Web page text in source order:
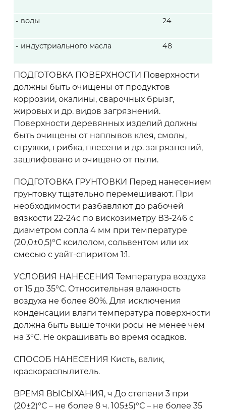
- воды 24
- индустриального масла 48
ПОДГОТОВКА ПОВЕРХНОСТИ Поверхности
должны быть очищены от продуктов
коррозии, окалины, сварочных брызг,
жировых и др. видов загрязнений.
Поверхности деревянных изделий должны
быть очищены от наплывов клея, смолы,
стружки, грибка, плесени и др. загрязнений,
зашлифовано и очищено от пыли.
ПОДГОТОВКА ГРУНТОВКИ Перед нанесением
грунтовку тщательно перемешивают. При
необходимости разбавляют до рабочей
вязкости 22-24с по вискозиметру ВЗ-246 с
диаметром сопла 4 мм при температуре
(20,0±0,5)°С ксилолом, сольвентом или их
смесью с уайт-спиритом 1:1.
УСЛОВИЯ НАНЕСЕНИЯ Температура воздуха
от 15 до 35°С. Относительная влажность
воздуха не более 80%. Для исключения
конденсации влаги температура поверхности
должна быть выше точки росы не менее чем
на 3°С. Не окрашивать во время осадков.
СПОСОБ НАНЕСЕНИЯ Кисть, валик,
краскораспылитель.
ВРЕМЯ ВЫСЫХАНИЯ, ч До степени 3 при
(20±2)°С – не более 8 ч. 105±5)°С – не более 35